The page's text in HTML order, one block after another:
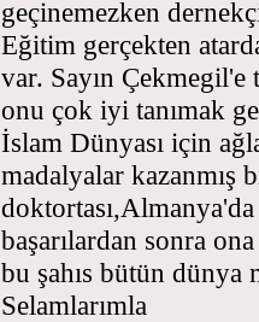
geçinemezken
Eğitim gerçekten
var. Sayın
onu çok iyi tanımak
İslam Dünyası için
madalyalar kazanmış
başarılardan sonra
bu şahıs bütün dünya
Selamlarımla